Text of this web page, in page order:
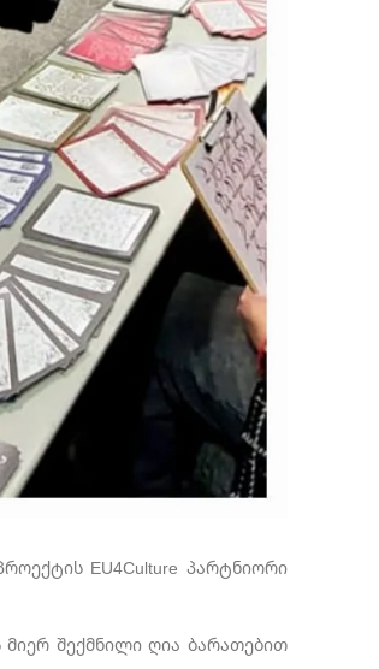
EU4Culture პარტნიორი
შექმნილი ღია ბარათებით